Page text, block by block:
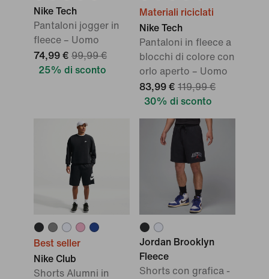
Nike Tech
Pantaloni jogger in
fleece – Uomo
74,99 € 99,99 €
25% di sconto
Materiali riciclati
Nike Tech
Pantaloni in fleece a
blocchi di colore con
orlo aperto – Uomo
83,99 € 119,99 €
30% di sconto
Best seller
Nike Club
Shorts Alumni in
Jordan Brooklyn
Fleece
Shorts con grafica -